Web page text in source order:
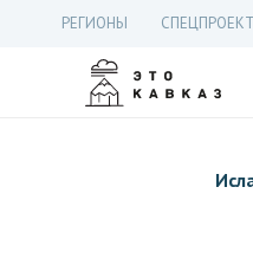
РЕГИОНЫ